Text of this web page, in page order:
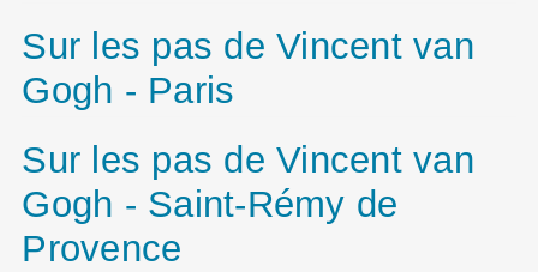
Sur les pas de Vincent van
Gogh - Paris
Sur les pas de Vincent van
Gogh - Saint-Rémy de
Provence